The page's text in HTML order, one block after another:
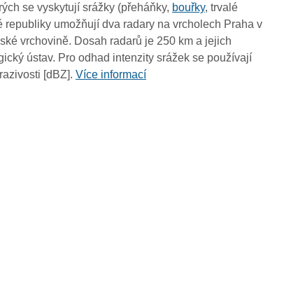
08:15
08:05
07:55
07:45
se vyskytují srážky (přeháňky, bouřky, trvalé
umožňují dva radary na vrcholech Praha v
vrchovině. Dosah radarů je 250 km a jejich
ústav. Pro odhad intenzity srážek se používají
[dBZ].Více informací